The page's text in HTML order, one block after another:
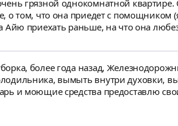
грязной однокомнатной квартире.
о том, что она приедет с
Айю приехать раньше, на что она
Айе за ответственный
рекомендую её как ответственного
более года назад,
вымыть внутри духовки,
и моющие средства предоставлю